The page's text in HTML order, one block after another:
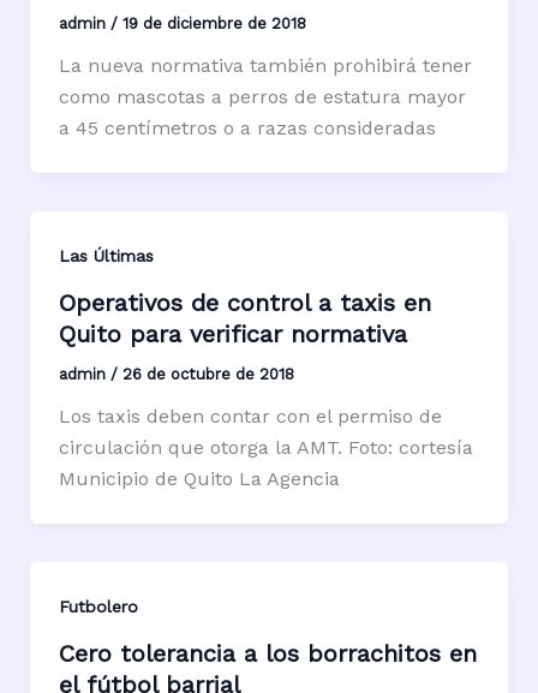
admin / 19 de diciembre de 2018
La nueva normativa también prohibirá tener
como mascotas a perros de estatura mayor
a 45 centímetros o a razas consideradas
Las Últimas
Operativos de control a taxis en
Quito para verificar normativa
admin / 26 de octubre de 2018
Los taxis deben contar con el permiso de
circulación que otorga la AMT. Foto: cortesía
Municipio de Quito La Agencia
Futbolero
Cero tolerancia a los borrachitos en
el fútbol barrial